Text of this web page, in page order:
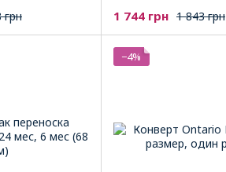
грн 1 843 грн
1 744 грн
−4%